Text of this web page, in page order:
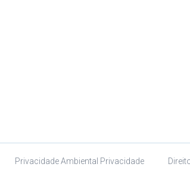
Privacidade Ambiental Privacidade